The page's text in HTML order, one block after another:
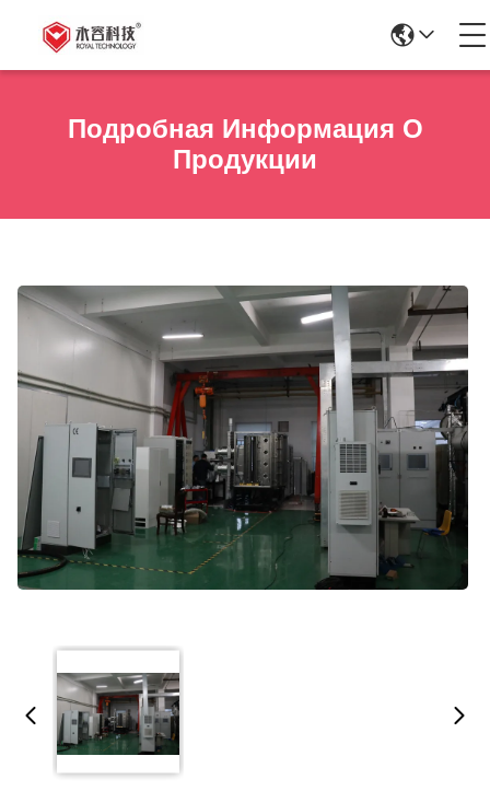
Подробная Информация О
Продукции